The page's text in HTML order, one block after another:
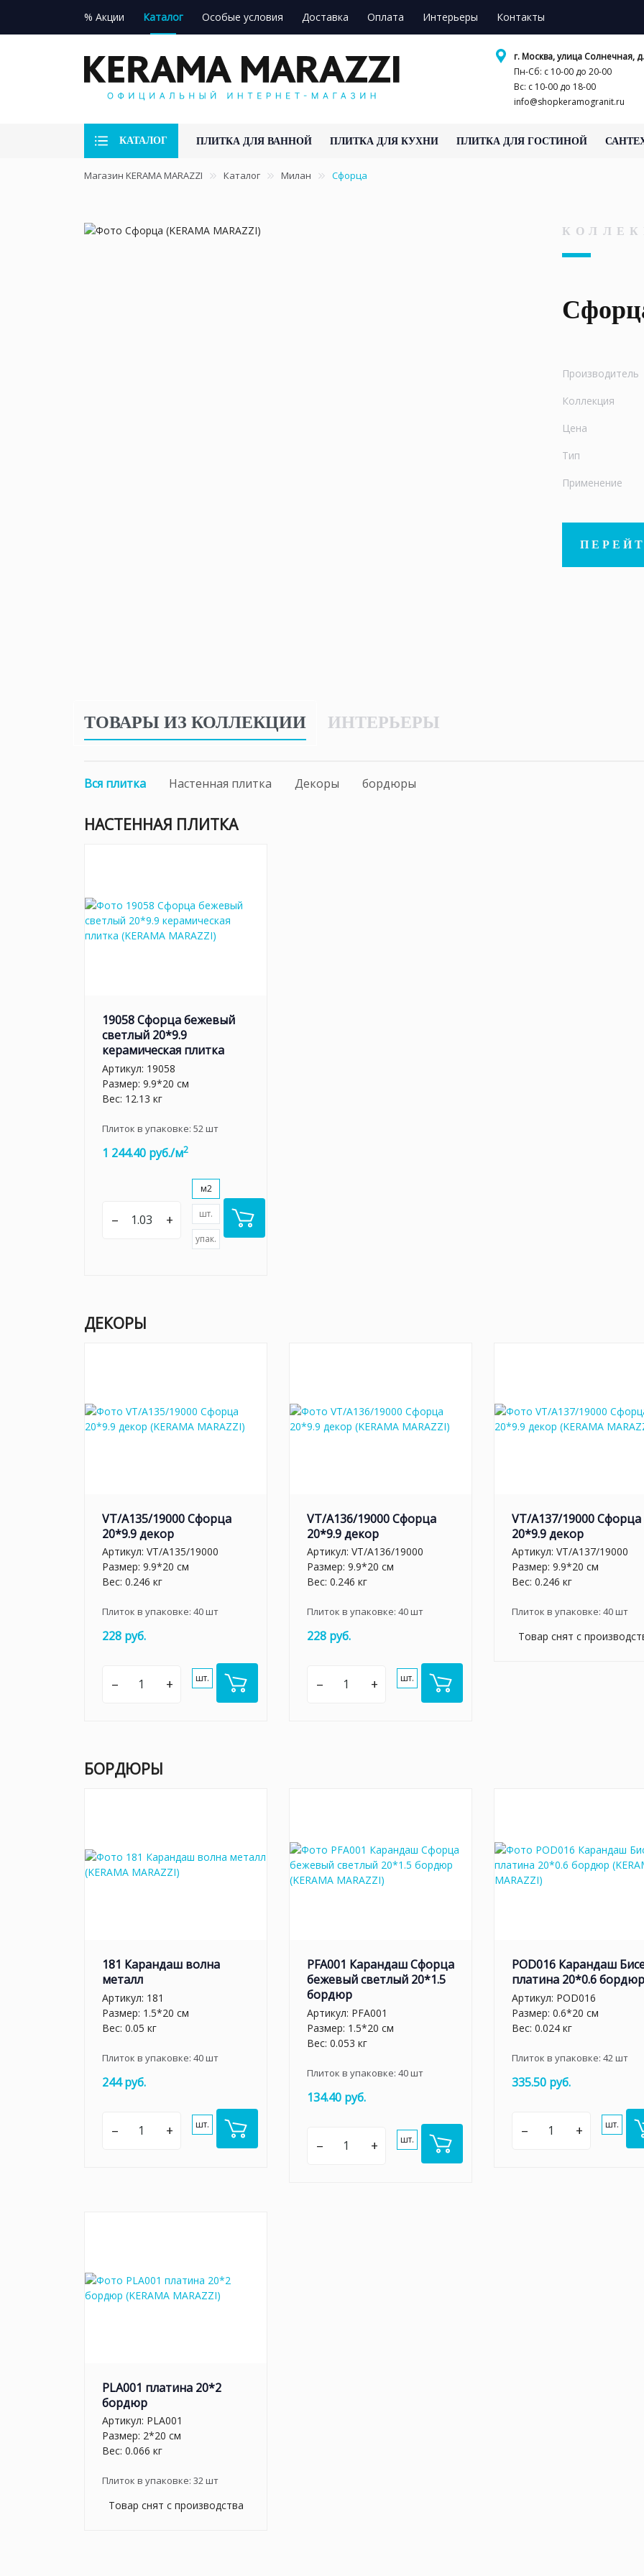
% Акции Каталог Особые условия Доставка Оплата Интерьеры Контакты
г. Москва, улица Солнечная,
Пн-Сб: с 10-00 до 20-00
Вс: с 10-00 до 18-00
info@shopkeramogranit.ru
КАТАЛОГ ПЛИТКА ДЛЯ ВАННОЙ ПЛИТКА ДЛЯ КУХНИ ПЛИТКА ДЛЯ ГОСТИНОЙ
Магазин KERAMA MARAZZI Каталог Милан Сфорца
Производитель
Коллекция
Цена
Тип
Применение
ТОВАРЫ ИЗ КОЛЛЕКЦИИ ИНТЕРЬЕРЫ
Вся плитка Настенная плитка Декоры бордюры
НАСТЕННАЯ ПЛИТКА
19058 Сфорца бежевый
светлый 20*9.9
керамическая плитка
Артикул: 19058
Размер: 9.9*20 см
Вес: 12.13 кг
Плиток в упаковке: 52 шт
1 244.40 руб./м2
– +
м2
шт.
упак.
ДЕКОРЫ
VT/A135/19000 Сфорца
20*9.9 декор
Артикул: VT/A135/19000
Размер: 9.9*20 см
Вес: 0.246 кг
Плиток в упаковке: 40шт
228 руб.
– + шт.
VT/A136/19000 Сфорца
20*9.9 декор
Артикул: VT/A136/19000
Размер: 9.9*20 см
Вес: 0.246 кг
Плиток в упаковке: 40шт
228 руб.
– + шт.
VT/A137/19000 Сфорца
20*9.9 декор
Артикул: VT/A137/19000
Размер: 9.9*20 см
Вес: 0.246 кг
Плиток в упаковке: 40шт
Товар снят с
БОРДЮРЫ
181 Карандаш волна
металл
Артикул: 181
Размер: 1.5*20 см
Вес: 0.05 кг
Плиток в упаковке: 40шт
244 руб.
– + шт.
PFA001 Карандаш Сфорца
бежевый светлый 20*1.5
бордюр
Артикул: PFA001
Размер: 1.5*20 см
Вес: 0.053 кг
Плиток в упаковке: 40шт
134.40 руб.
– + шт.
POD016 Карандаш
платина 20*0.6 бордюр
Артикул: POD016
Размер: 0.6*20 см
Вес: 0.024 кг
Плиток в упаковке: 42 шт
335.50 руб.
– + шт.
PLA001 платина 20*2
бордюр
Артикул: PLA001
Размер: 2*20 см
Вес: 0.066 кг
Плиток в упаковке: 32шт
Товар снят с производства